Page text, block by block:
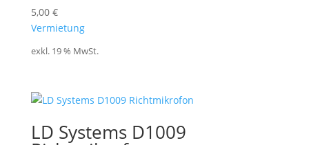
5,00 €
Vermietung
exkl. 19 % MwSt.
LD Systems D1009